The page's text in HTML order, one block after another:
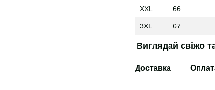
XXL 66
3XL 67
Виглядай свіжо
Доставка